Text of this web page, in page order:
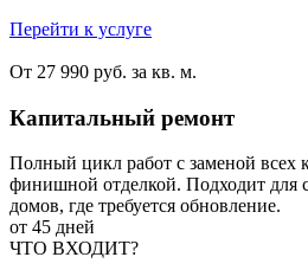
Перейти к услуге
От 27 990 руб. за кв. м.
Капитальный ремонт
Полный цикл работ с заменой всех
финишной отделкой. Подходит для
домов, где требуется обновление.
от 45 дней
ЧТО ВХОДИТ?